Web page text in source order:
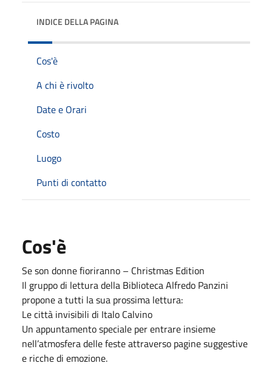
INDICE DELLA PAGINA
Cos'è
A chi è rivolto
Date e Orari
Costo
Luogo
Punti di contatto
Cos'è
Se son donne fioriranno – Christmas Edition
Il gruppo di lettura della Biblioteca Alfredo Panzini
propone a tutti la sua prossima lettura:
Le città invisibili di Italo Calvino
Un appuntamento speciale per entrare insieme
nell’atmosfera delle feste attraverso pagine suggestive
e ricche di emozione.